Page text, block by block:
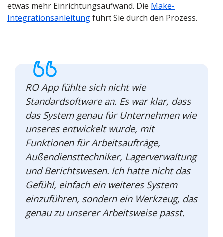
etwas mehr Einrichtungsaufwand. Die Make-
Integrationsanleitungführt Sie durch den Prozess.
RO App fühlte sich nicht wie
Standardsoftware an. Es war klar, dass
das System genau für Unternehmen wie
unseres entwickelt wurde, mit
Funktionen für Arbeitsaufträge,
Außendiensttechniker, Lagerverwaltung
und Berichtswesen. Ich hatte nicht das
Gefühl, einfach ein weiteres System
einzuführen, sondern ein Werkzeug, das
genau zu unserer Arbeitsweise passt.